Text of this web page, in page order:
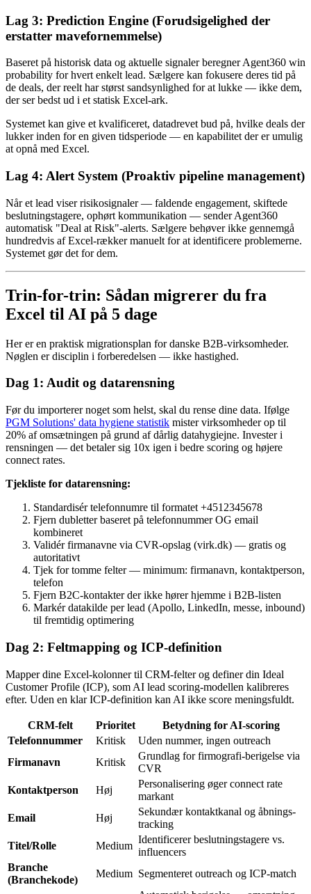
Lag 3: Prediction Engine (Forudsigelighed der
erstatter mavefornemmelse)
Baseret på historisk data og aktuelle signaler beregner Agent360 win
probability for hvert enkelt lead. Sælgere kan fokusere deres tid på
de deals, der reelt har størst sandsynlighed for at lukke — ikke dem,
der ser bedst ud i et statisk Excel-ark.
Systemet kan give et kvalificeret, datadrevet bud på, hvilke deals der
lukker inden for en given tidsperiode — en kapabilitet der er umulig
at opnå med Excel.
Lag 4: Alert System (Proaktiv pipeline management)
Når et lead viser risikosignaler — faldende engagement, skiftede
beslutningstagere, ophørt kommunikation — sender Agent360
automatisk "Deal at Risk"-alerts. Sælgere behøver ikke gennemgå
hundredvis af Excel-rækker manuelt for at identificere problemerne.
Systemet gør det for dem.
Trin-for-trin: Sådan migrerer du fra
Excel til AI på 5 dage
Her er en praktisk migrationsplan for danske B2B-virksomheder.
Nøglen er disciplin i forberedelsen — ikke hastighed.
Dag 1: Audit og datarensning
Før du importerer noget som helst, skal du rense dine data. Ifølge
PGM Solutions' data hygiene statistik mister virksomheder op til
20% af omsætningen på grund af dårlig datahygiejne. Invester i
rensningen — det betaler sig 10x igen i bedre scoring og højere
connect rates.
Tjekliste for datarensning:
Standardisér telefonnumre til formatet +4512345678
Fjern dubletter baseret på telefonnummer OG email
kombineret
Validér firmanavne via CVR-opslag (virk.dk) — gratis og
autoritativt
Tjek for tomme felter — minimum: firmanavn, kontaktperson,
telefon
Fjern B2C-kontakter der ikke hører hjemme i B2B-listen
Markér datakilde per lead (Apollo, LinkedIn, messe, inbound)
til fremtidig optimering
Dag 2: Feltmapping og ICP-definition
Mapper dine Excel-kolonner til CRM-felter og definer din Ideal
Customer Profile (ICP), som AI lead scoring-modellen kalibreres
efter. Uden en klar ICP-definition kan AI ikke score meningsfuldt.
CRM-felt Prioritet
Betydning for AI-scoring
Telefonnummer
Kritisk
Uden nummer, ingen outreach
Firmanavn
Kritisk
Grundlag for firmografi-berigelse via
CVR
Kontaktperson
Høj
Personalisering øger connect rate
markant
Email
Høj
Sekundær kontaktkanal og åbnings-
tracking
Titel/Rolle
Medium
Identificerer beslutningstagere vs.
influencers
Branche
(Branchekode)
Medium Segmenteret outreach og ICP-match